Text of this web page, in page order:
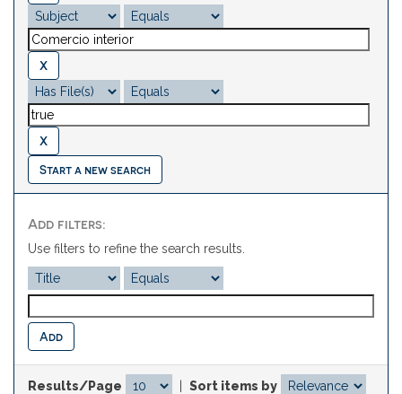
Start a new search
Add filters:
Use filters to refine the search results.
Results/Page
Sort items by